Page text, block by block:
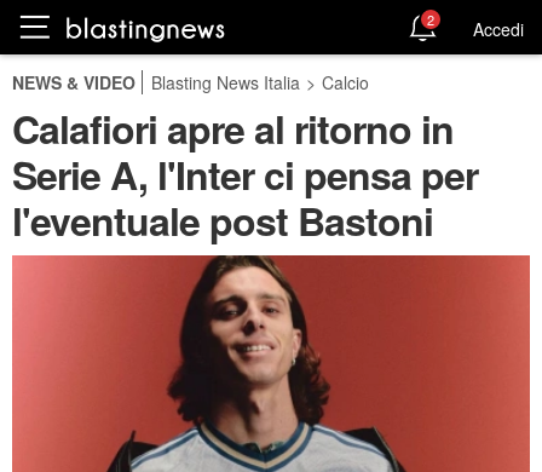
2 Accedi
NEWS & VIDEO Blasting News Italia > Calcio
Calafiori apre al ritorno in
Serie A, l'Inter ci pensa per
l'eventuale post Bastoni